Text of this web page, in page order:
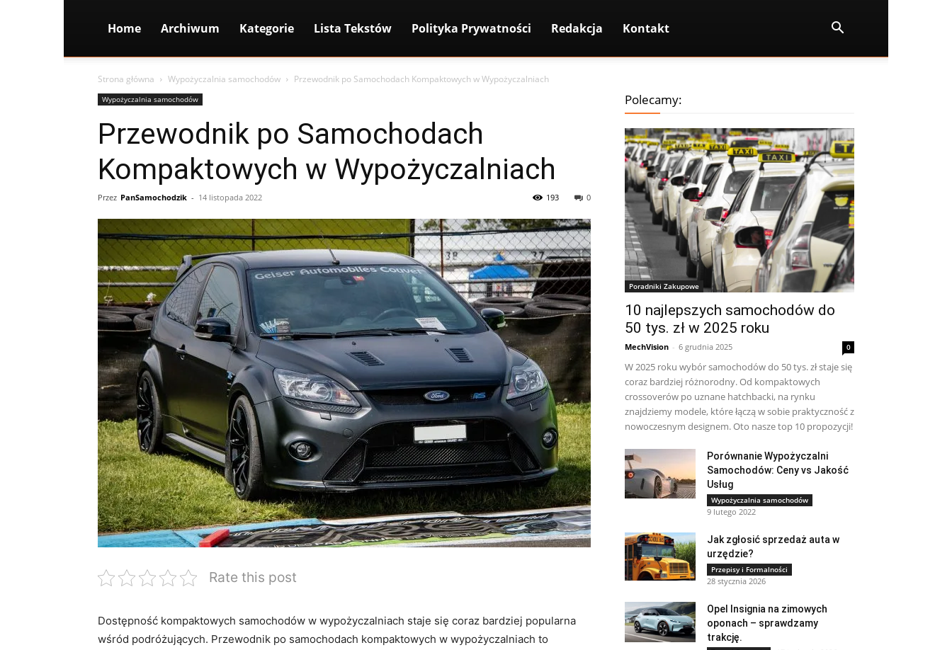
Home Archiwum Kategorie Lista Tekstów Polityka Prywatności Redakcja Kontakt
Strona główna Wypożyczalnia samochodów Przewodnik po Samochodach Kompaktowych w Wypożyczalniach
Wypożyczalnia samochodów
Przewodnik po Samochodach
Kompaktowych w Wypożyczalniach
Przez PanSamochodzik - 14 listopada 2022 0
193
Rate this post
Dostępność kompaktowych samochodów w‍ wypożyczalniach staje się coraz bardziej popularna‍
wśród ⁢podróżujących. Przewodnik ‌po samochodach ‍kompaktowych w wypożyczalniach to
Polecamy:
Poradniki Zakupowe
10 najlepszych samochodów do
50 tys. zł w 2025 roku
MechVision - 6 grudnia 2025 0
W 2025 roku wybór samochodów do 50 tys. zł staje się
coraz bardziej różnorodny. Od kompaktowych
crossoverów po uznane hatchbacki, na rynku
znajdziemy modele, które łączą w sobie praktyczność z
nowoczesnym designem. Oto nasze top 10 propozycji!
Porównanie Wypożyczalni
Samochodów: Ceny vs Jakość
Usług
Wypożyczalnia samochodów
9 lutego 2022
Jak zgłosić sprzedaż auta w
urzędzie?
Przepisy i Formalności
28 stycznia 2026
Opel Insignia na zimowych
oponach – sprawdzamy
trakcję.